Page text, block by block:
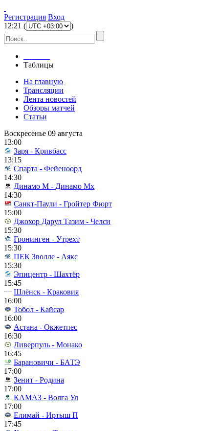
Регистрация Вход
12:21 ( )
Таблицы
На главную
Трансляции
Лента новостей
Обзоры матчей
Статьи
Воскресенье 09 августа
13:00
Заря - Кривбасс
13:15
Спарта - Фейеноорд
14:30
Динамо М - Динамо Мх
14:30
Санкт-Паули - Гройтер Фюрт
15:00
Джохор Дарул Тазим - Челси
15:30
Гронинген - Утрехт
15:30
ПЕК Зволле - Аякс
15:30
Эпицентр - Шахтёр
15:45
Шлёнск - Краковия
16:00
Тобол - Кайсар
16:00
Астана - Окжетпес
16:30
Ливерпуль - Монако
16:45
Барановичи - БАТЭ
17:00
Зенит - Родина
17:00
КАМАЗ - Волга Ул
17:00
Елимай - Иртыш П
17:45